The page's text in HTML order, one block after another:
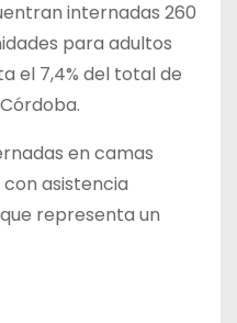
internadas 260
para adultos
el 7,4% del total de
en camas
asistencia
representa un